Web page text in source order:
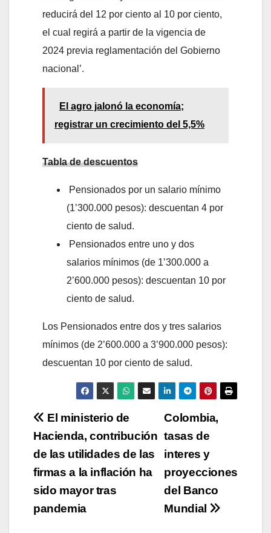
reducirá del 12 por ciento al 10 por ciento,
el cual regirá a partir de la vigencia de
2024 previa reglamentación del Gobierno
nacional’.
El agro jalonó la economía;
registrar un crecimiento del 5,5%
Tabla de descuentos
Pensionados por un salario mínimo
(1’300.000 pesos): descuentan 4 por
ciento de salud.
Pensionados entre uno y dos
salarios mínimos (de 1’300.000 a
2’600.000 pesos): descuentan 10 por
ciento de salud.
Los Pensionados entre dos y tres salarios
mínimos (de 2’600.000 a 3’900.000 pesos):
descuentan 10 por ciento de salud.
Navegación
de
entradas
Colombia,
tasas de
interes y
proyecciones
del Banco
Mundial
El ministerio de
Hacienda, contribución
de las utilidades de las
firmas a la inflación ha
sido mayor tras
pandemia